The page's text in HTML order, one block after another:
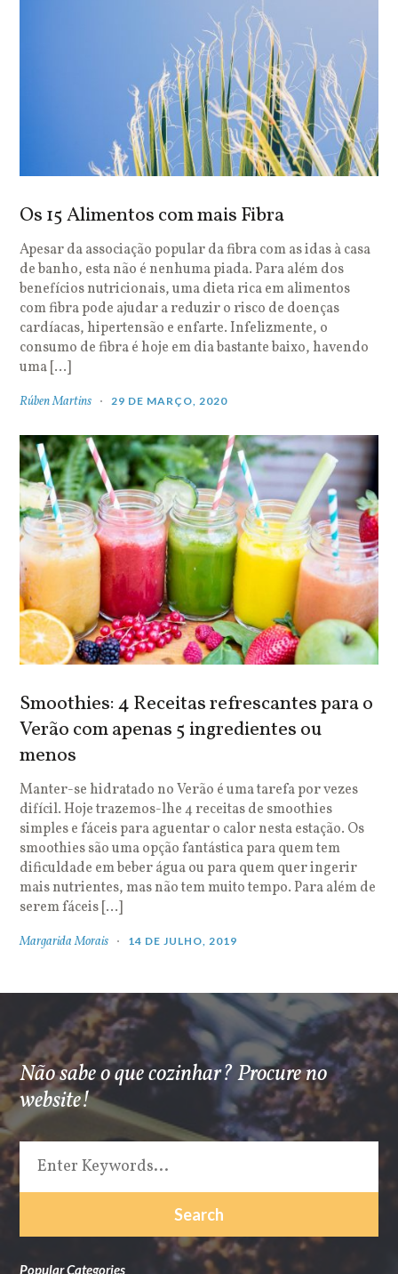
Os 15 Alimentos com mais Fibra
Apesar da associação popular da fibra com as idas à casa
de banho, esta não é nenhuma piada. Para além dos
benefícios nutricionais, uma dieta rica em alimentos
com fibra pode ajudar a reduzir o risco de doenças
cardíacas, hipertensão e enfarte. Infelizmente, o
consumo de fibra é hoje em dia bastante baixo, havendo
uma […]
Rúben Martins 29 DE MARÇO, 2020
Smoothies: 4 Receitas refrescantes para o
Verão com apenas 5 ingredientes ou
menos
Manter-se hidratado no Verão é uma tarefa por vezes
difícil. Hoje trazemos-lhe 4 receitas de smoothies
simples e fáceis para aguentar o calor nesta estação. Os
smoothies são uma opção fantástica para quem tem
dificuldade em beber água ou para quem quer ingerir
mais nutrientes, mas não tem muito tempo. Para além de
serem fáceis […]
Margarida Morais 14 DE JULHO, 2019
Não sabe o que cozinhar? Procure no
website!
Popular Categories